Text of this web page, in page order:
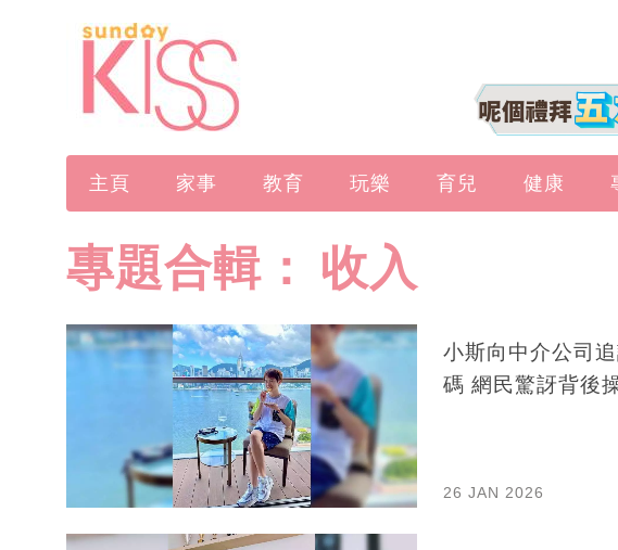
主頁 家事 教育 玩樂 育兒 健康
專題合輯： 收入
小斯向中介公司
碼 網民驚訝背後
26 JAN 2026